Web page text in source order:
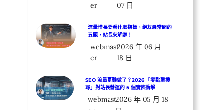
er
07 日
流量增長要看什麼指標，網友最常問的
五題，站長來解謎！
webmast
er
2026 年 06 月
18 日
SEO 流量更難做了？2026 「零點擊搜
尋」對站長營運的 5 個實際衝擊
webmast2026 年 05 月 18